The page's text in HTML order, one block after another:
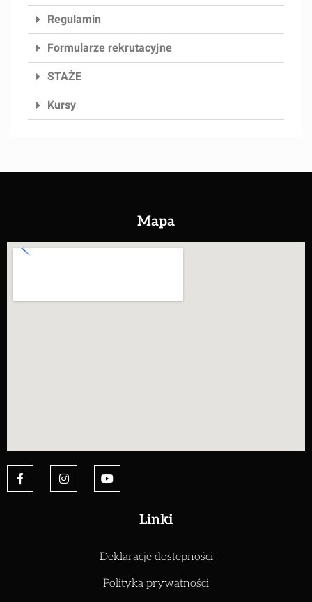
Regulamin
Formularze rekrutacyjne
STAŻE
Kursy
Mapa
Linki
Deklaracje dostepności
Polityka prywatności